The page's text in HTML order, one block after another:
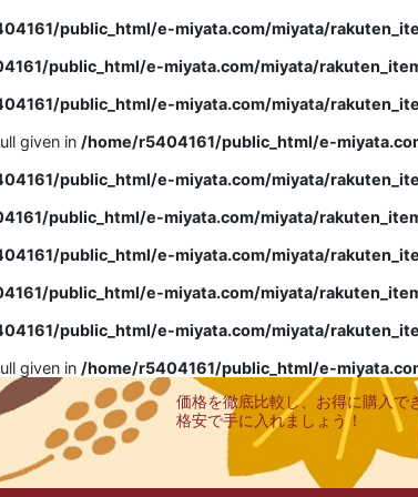
public_html/e-miyata.com/miyata/
public_html/e-miyata.com/miyata/
public_html/e-miyata.com/miyata/
given in /home/r5404161/public_html/e-
public_html/e-miyata.com/miyata/
public_html/e-miyata.com/miyata/
public_html/e-miyata.com/miyata/
public_html/e-miyata.com/miyata/
public_html/e-miyata.com/miyata/
given in /home/r5404161/public_html/e-
価格を徹底比較し、お得に購入で
格安で手に入れましょう！